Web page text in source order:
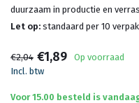
duurzaam in productie en
Let op: standaard per 10
€2,04 €1,89
Op voorraad
Incl. btw
Voor 15.00 besteld is